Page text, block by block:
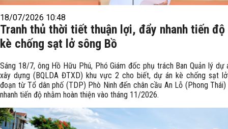
18/07/2026 10:48
Tranh thủ thời tiết thuận lợi, đẩy nhanh tiến độ
kè chống sạt lở sông Bồ
Sáng 18/7, ông Hồ Hữu Phú, Phó Giám đốc phụ trách Ban Quản lý dự
xây dựng (BQLDA ĐTXD) khu vực 2 cho biết, dự án kè chống sạt
đoạn từ Tổ dân phố (TDP) Phò Ninh đến chân cầu An Lỗ (Phong Thái)
nhanh tiến độ nhằm hoàn thiện vào tháng 11/2026.